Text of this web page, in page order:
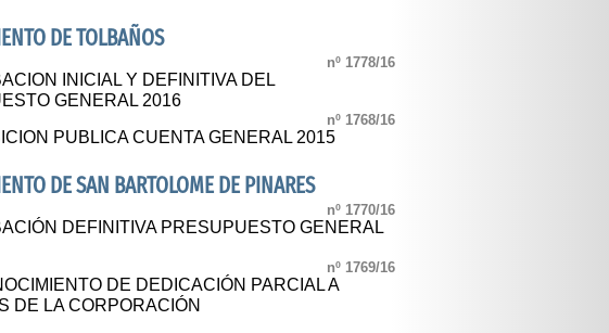
DE TOLBAÑOS
nº 1778/16
INICIAL Y DEFINITIVA DEL
GENERAL 2016
nº 1768/16
PUBLICA CUENTA GENERAL 2015
DE SAN BARTOLOME DE PINARES
nº 1770/16
DEFINITIVA PRESUPUESTO GENERAL
nº 1769/16
DE DEDICACIÓN PARCIAL A
DE LA CORPORACIÓN